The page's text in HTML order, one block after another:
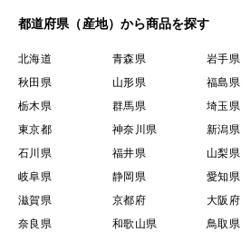
都道府県（産地）から商品を探す
北海道 青森県 岩手県
秋田県
山形県 福島県
栃木県
群馬県 埼玉県
東京都
神奈川県 新潟県
石川県
福井県 山梨県
岐阜県
静岡県 愛知県
滋賀県
京都府 大阪府
奈良県
和歌山県 鳥取県